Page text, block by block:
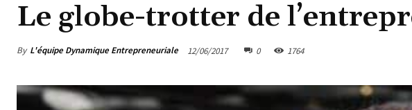
Le globe-trotter de
By L'équipe Dynamique Entrepreneuriale 12/06/2017 0 1764